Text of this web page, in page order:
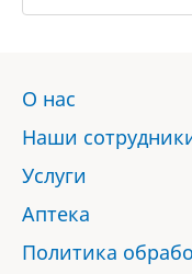
О нас
Наши
Услуги
Аптека
Политика